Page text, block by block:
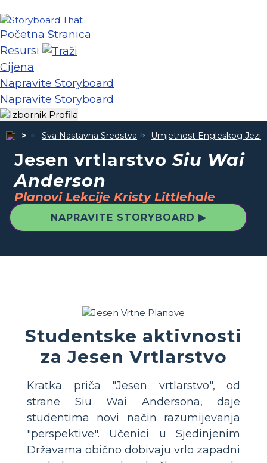
Početna Stranica
Resursi
Cijena
Napravite Storyboard
Napravite Storyboard
Sva Nastavna Sredstva Umjetnost Engleskog
Jesen vrtlarstvo Siu Wai
Anderson
Planovi Lekcije Kristy Littlehale
NAPRAVITE STORYBOARD ▶
Studentske aktivnosti
za Jesen Vrtlarstvo
Kratka priča "Jesen vrtlarstvo", od
strane Siu Wai Andersona, daje
studentima novi način razumijevanja
"perspektive". Učenici u Sjedinjenim
Državama obično dobivaju vrlo zapadni